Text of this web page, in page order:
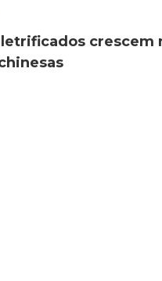
crescem